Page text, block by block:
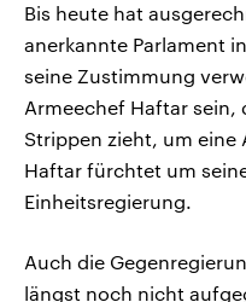
Bis heute hat
anerkannte Parlament
seine Zustimmung
Armeechef Haftar sein,
Strippen zieht, um
Haftar fürchtet um
Einheitsregierung.
Auch die
längst noch nicht